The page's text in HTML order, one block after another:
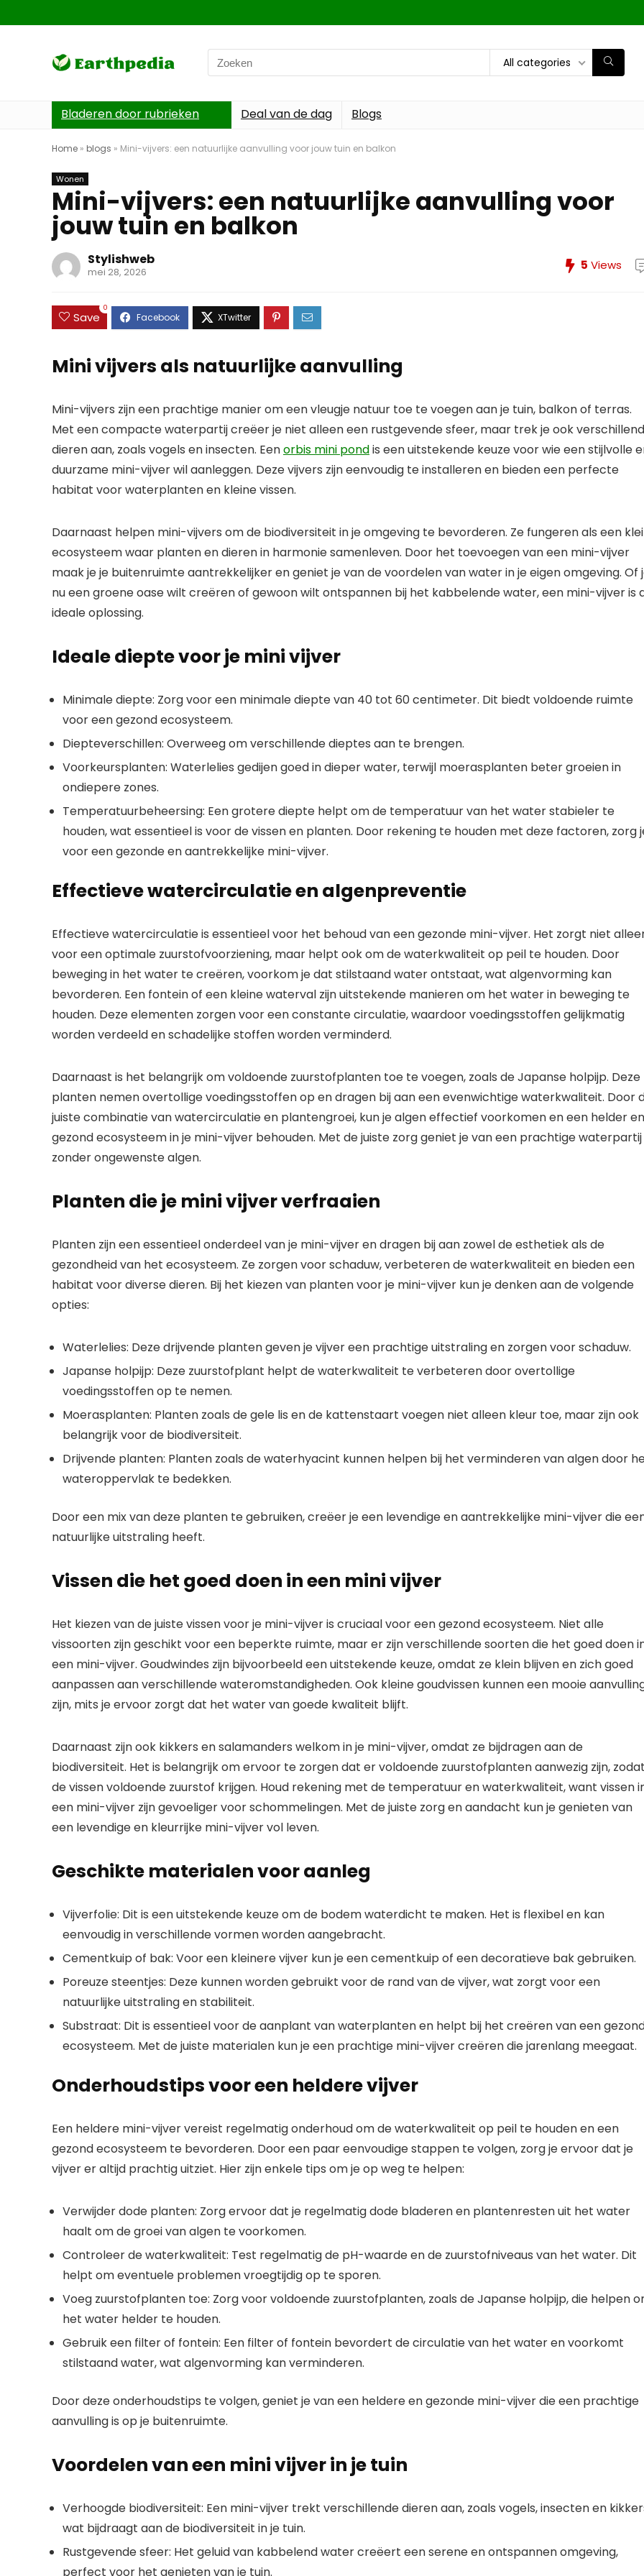
Search
for:
All categories
Bladeren door rubrieken Deal van de dag Blogs
Home » blogs » Mini-vijvers: een natuurlijke aanvulling voor jouw tuin en balkon
Wonen
Mini-vijvers: een natuurlijke aanvulling voor
jouw tuin en balkon
Stylishweb
mei 28, 2026 5 Views
Save
0
Mini vijvers als natuurlijke aanvulling
Mini-vijvers zijn een prachtige manier om een vleugje natuur toe te voegen aan je tuin, balkon of terras.
Met een compacte waterpartij creëer je niet alleen een rustgevende sfeer, maar trek je ook
dieren aan, zoals vogels en insecten. Eenorbis mini pondis een uitstekende keuze voor wie een stijlvolle
duurzame mini-vijver wil aanleggen. Deze vijvers zijn eenvoudig te installeren en bieden een perfecte
habitat voor waterplanten en kleine vissen.
Daarnaast helpen mini-vijvers om de biodiversiteit in je omgeving te bevorderen. Ze fungeren als een
ecosysteem waar planten en dieren in harmonie samenleven. Door het toevoegen van een mini-vijver
maak je je buitenruimte aantrekkelijker en geniet je van de voordelen van water in je eigen omgeving. Of
nu een groene oase wilt creëren of gewoon wilt ontspannen bij het kabbelende water, een mini-vijver is
ideale oplossing.
Ideale diepte voor je mini vijver
Minimale diepte: Zorg voor een minimale diepte van 40 tot 60 centimeter. Dit biedt voldoende ruimte
voor een gezond ecosysteem.
Diepteverschillen: Overweeg om verschillende dieptes aan te brengen.
Voorkeursplanten: Waterlelies gedijen goed in dieper water, terwijl moerasplanten beter groeien in
ondiepere zones.
Temperatuurbeheersing: Een grotere diepte helpt om de temperatuur van het water stabieler te
houden, wat essentieel is voor de vissen en planten. Door rekening te houden met deze factoren, zorg
voor een gezonde en aantrekkelijke mini-vijver.
Effectieve watercirculatie en algenpreventie
Effectieve watercirculatie is essentieel voor het behoud van een gezonde mini-vijver. Het zorgt niet
voor een optimale zuurstofvoorziening, maar helpt ook om de waterkwaliteit op peil te houden. Door
beweging in het water te creëren, voorkom je dat stilstaand water ontstaat, wat algenvorming kan
bevorderen. Een fontein of een kleine waterval zijn uitstekende manieren om het water in beweging te
houden. Deze elementen zorgen voor een constante circulatie, waardoor voedingsstoffen gelijkmatig
worden verdeeld en schadelijke stoffen worden verminderd.
Daarnaast is het belangrijk om voldoende zuurstofplanten toe te voegen, zoals de Japanse holpijp. Deze
planten nemen overtollige voedingsstoffen op en dragen bij aan een evenwichtige waterkwaliteit. Door
juiste combinatie van watercirculatie en plantengroei, kun je algen effectief voorkomen en een helder en
gezond ecosysteem in je mini-vijver behouden. Met de juiste zorg geniet je van een prachtige waterpartij
zonder ongewenste algen.
Planten die je mini vijver verfraaien
Planten zijn een essentieel onderdeel van je mini-vijver en dragen bij aan zowel de esthetiek als de
gezondheid van het ecosysteem. Ze zorgen voor schaduw, verbeteren de waterkwaliteit en bieden een
habitat voor diverse dieren. Bij het kiezen van planten voor je mini-vijver kun je denken aan de volgende
opties:
Waterlelies: Deze drijvende planten geven je vijver een prachtige uitstraling en zorgen voor schaduw.
Japanse holpijp: Deze zuurstofplant helpt de waterkwaliteit te verbeteren door overtollige
voedingsstoffen op te nemen.
Moerasplanten: Planten zoals de gele lis en de kattenstaart voegen niet alleen kleur toe, maar zijn ook
belangrijk voor de biodiversiteit.
Drijvende planten: Planten zoals de waterhyacint kunnen helpen bij het verminderen van algen door
wateroppervlak te bedekken.
Door een mix van deze planten te gebruiken, creëer je een levendige en aantrekkelijke mini-vijver die
natuurlijke uitstraling heeft.
Vissen die het goed doen in een mini vijver
Het kiezen van de juiste vissen voor je mini-vijver is cruciaal voor een gezond ecosysteem. Niet alle
vissoorten zijn geschikt voor een beperkte ruimte, maar er zijn verschillende soorten die het goed doen
een mini-vijver. Goudwindes zijn bijvoorbeeld een uitstekende keuze, omdat ze klein blijven en zich goed
aanpassen aan verschillende wateromstandigheden. Ook kleine goudvissen kunnen een mooie
zijn, mits je ervoor zorgt dat het water van goede kwaliteit blijft.
Daarnaast zijn ook kikkers en salamanders welkom in je mini-vijver, omdat ze bijdragen aan de
biodiversiteit. Het is belangrijk om ervoor te zorgen dat er voldoende zuurstofplanten aanwezig zijn,
de vissen voldoende zuurstof krijgen. Houd rekening met de temperatuur en waterkwaliteit, want vissen
een mini-vijver zijn gevoeliger voor schommelingen. Met de juiste zorg en aandacht kun je genieten van
een levendige en kleurrijke mini-vijver vol leven.
Geschikte materialen voor aanleg
Vijverfolie: Dit is een uitstekende keuze om de bodem waterdicht te maken. Het is flexibel en kan
eenvoudig in verschillende vormen worden aangebracht.
Cementkuip of bak: Voor een kleinere vijver kun je een cementkuip of een decoratieve bak gebruiken.
Poreuze steentjes: Deze kunnen worden gebruikt voor de rand van de vijver, wat zorgt voor een
natuurlijke uitstraling en stabiliteit.
Substraat: Dit is essentieel voor de aanplant van waterplanten en helpt bij het creëren van een
ecosysteem. Met de juiste materialen kun je een prachtige mini-vijver creëren die jarenlang meegaat.
Onderhoudstips voor een heldere vijver
Een heldere mini-vijver vereist regelmatig onderhoud om de waterkwaliteit op peil te houden en een
gezond ecosysteem te bevorderen. Door een paar eenvoudige stappen te volgen, zorg je ervoor dat je
vijver er altijd prachtig uitziet. Hier zijn enkele tips om je op weg te helpen:
Verwijder dode planten: Zorg ervoor dat je regelmatig dode bladeren en plantenresten uit het water
haalt om de groei van algen te voorkomen.
Controleer de waterkwaliteit: Test regelmatig de pH-waarde en de zuurstofniveaus van het water. Dit
helpt om eventuele problemen vroegtijdig op te sporen.
Voeg zuurstofplanten toe: Zorg voor voldoende zuurstofplanten, zoals de Japanse holpijp, die helpen
het water helder te houden.
Gebruik een filter of fontein: Een filter of fontein bevordert de circulatie van het water en voorkomt
stilstaand water, wat algenvorming kan verminderen.
Door deze onderhoudstips te volgen, geniet je van een heldere en gezonde mini-vijver die een prachtige
aanvulling is op je buitenruimte.
Voordelen van een mini vijver in je tuin
Verhoogde biodiversiteit: Een mini-vijver trekt verschillende dieren aan, zoals vogels, insecten en
wat bijdraagt aan de biodiversiteit in je tuin.
Rustgevende sfeer: Het geluid van kabbelend water creëert een serene en ontspannen omgeving,
perfect voor het genieten van je tuin.